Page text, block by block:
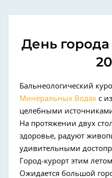
День города
Бальнеологический
Минеральных Водах с
целебными
На протяжении двух
здоровье, радуют
удивительными
Город-курорт этим
Ожидается большой